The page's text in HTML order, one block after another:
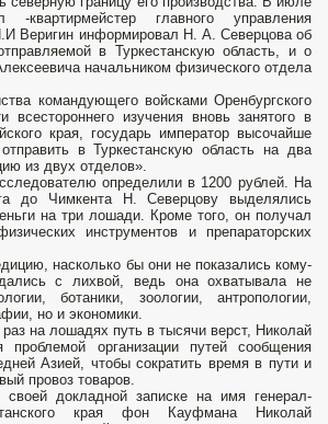
квартирмейстер главного управления
Веригин информировал Н. А. Северцова об
в Туркестанскую область, и о
начальником физического отдела
командующего войсками Оренбургского
всестороннего изучения вновь занятого в
края, государь император высочайше
в Туркестанскую область на два
из двух отделов».
определили в 1200 рублей. На
до Чимкента Н. Северцову выделялись
на три лошади. Кроме того, он получал
инструментов и препараторских
насколько бы они не показались кому-
с лихвой, ведь она охватывала не
ботаники, зоологии, антропологии,
но и экономики.
на лошадях путь в тысячи верст, Николай
проблемой организации путей сообщения
Азией, чтобы сократить время в пути и
провоз товаров.
докладной записке на имя генерал-
края фон Кауфмана Николай